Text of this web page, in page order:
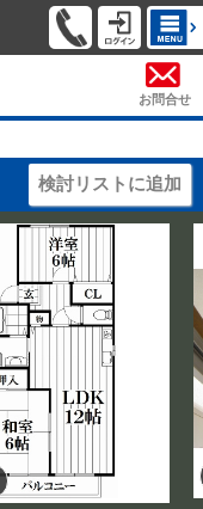
お問合せ
検討リストに追加